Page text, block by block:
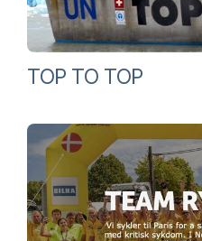
TOP TO TOP